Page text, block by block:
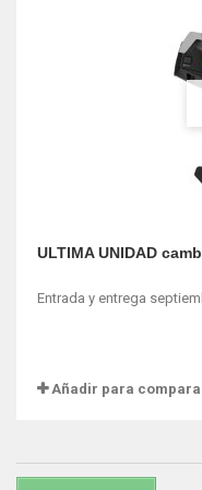
ULTIMA UNIDAD
Entrada y entrega
Añadir para